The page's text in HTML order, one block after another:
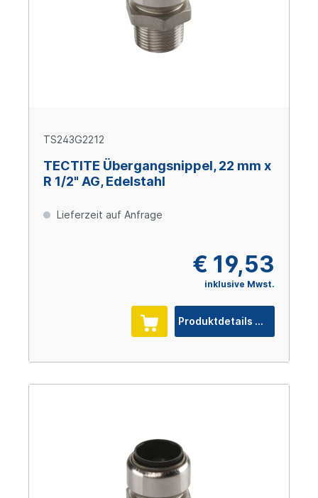
TS243G2212
TECTITE Übergangsnippel, 22 mm x
R 1/2" AG, Edelstahl
Lieferzeit auf Anfrage
€ 19,53
inklusive Mwst.
Produktdetails